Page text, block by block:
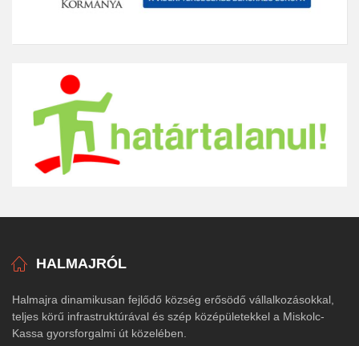
HALMAJRÓL
Halmajra dinamikusan fejlődő község erősödő vállalkozásokkal,
teljes körű infrastruktúrával és szép középületekkel a Miskolc-
Kassa gyorsforgalmi út közelében.